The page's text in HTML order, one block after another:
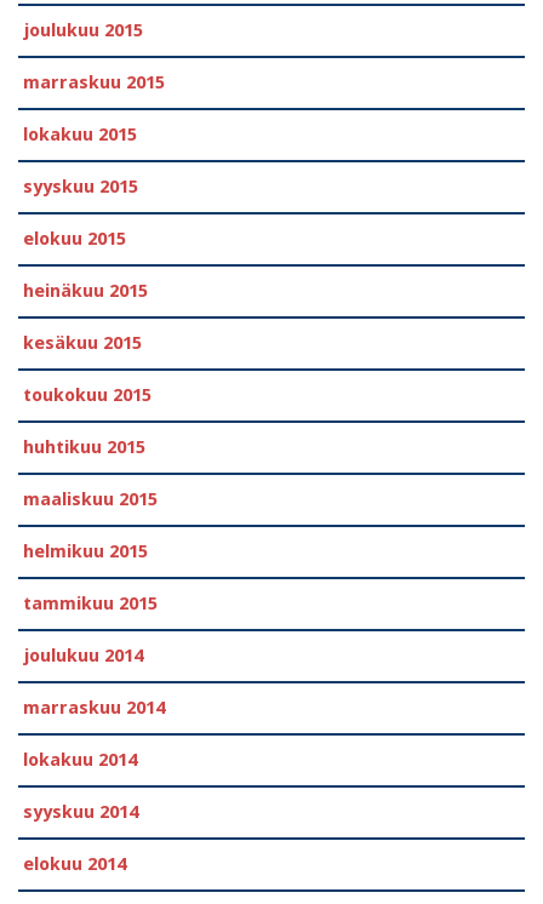
joulukuu 2015
marraskuu 2015
lokakuu 2015
syyskuu 2015
elokuu 2015
heinäkuu 2015
kesäkuu 2015
toukokuu 2015
huhtikuu 2015
maaliskuu 2015
helmikuu 2015
tammikuu 2015
joulukuu 2014
marraskuu 2014
lokakuu 2014
syyskuu 2014
elokuu 2014